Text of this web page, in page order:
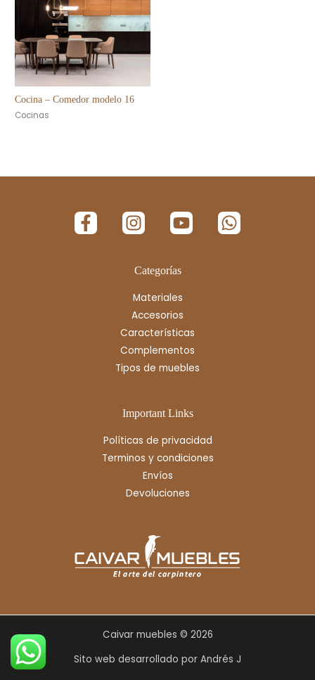
Cocina – Comedor modelo 16
Cocinas
Categorías
Materiales
Accesorios
Características
Complementos
Tipos de muebles
Important Links
Políticas de privacidad
Terminos y condiciones
Envíos
Devoluciones
Caivar muebles © 2026
Sito web desarrollado por Andrés J